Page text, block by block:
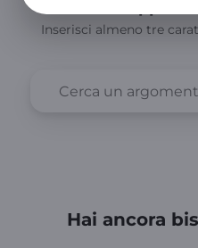
Inserisci almeno tre
Hai ancora